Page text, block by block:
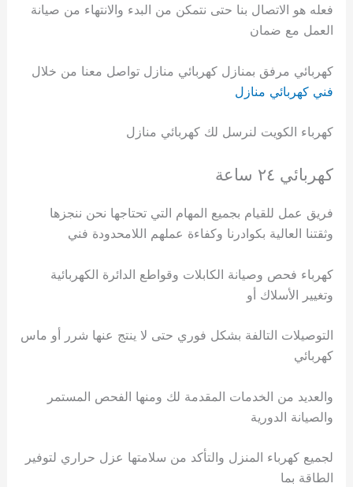
فعله هو الاتصال بنا حتى نتمكن من البدء والانتهاء من صيانة
العمل مع ضمان
كهربائي مرفق بمنازل كهربائي منازل تواصل معنا من خلال
فني كهربائي منازل
كهرباء الكويت لنرسل لك كهربائي منازل
كهربائي ٢٤ ساعة
فريق عمل للقيام بجميع المهام التي تحتاجها نحن ننجزها
وثقتنا العالية بكوادرنا وكفاءة عملهم اللامحدودة فني
كهرباء فحص وصيانة الكابلات وقواطع الدائرة الكهربائية
وتغيير الأسلاك أو
التوصيلات التالفة بشكل فوري حتى لا ينتج عنها شرر أو ماس
كهربائي
والعديد من الخدمات المقدمة لك ومنها الفحص المستمر
والصيانة الدورية
لجميع كهرباء المنزل والتأكد من سلامتها عزل حراري لتوفير
الطاقة بما